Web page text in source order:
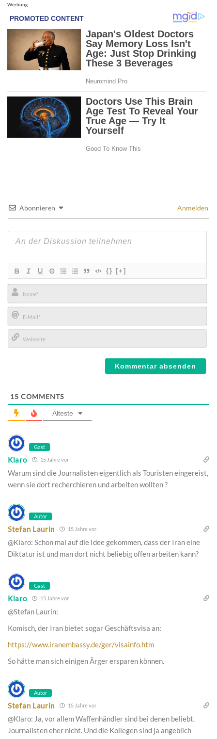
Werbung
Abonnieren Anmelden
{} [+]
Name*
E-
Mail*
15 COMMENTS
Älteste
Gast
Klaro 15 Jahre vor
Warum sind die Journalisten eigentlich als Touristen eingereist,
wenn sie dort recherchieren und arbeiten wollten ?
Autor
Stefan Laurin 15 Jahre vor
@Klaro: Schon mal auf die Idee gekommen, dass der Iran eine
Diktatur ist und man dort nicht beliebig offen arbeiten kann?
Gast
Klaro 15 Jahre vor
@Stefan Laurin:
Komisch, der Iran bietet sogar Geschäftsvisa an:
https://www.iranembassy.de/ger/visainfo.htm
So hätte man sich einigen Ärger ersparen können.
Autor
Stefan Laurin 15 Jahre vor
@Klaro: Ja, vor allem Waffenhändler sind bei denen beliebt.
Journalisten eher nicht. Und die Kollegen sind ja angeblich